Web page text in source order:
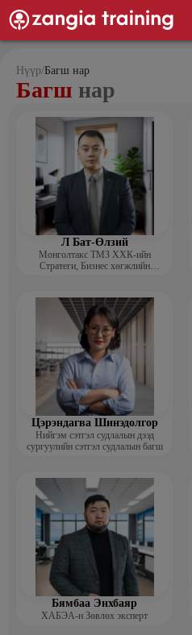
Нүүр/Багш нар
Багш нар
Л Бат-Өлзий
Монголтакс ТМЗ ХХК-ийн
Стратеги, Бизнес хөгжлийн
Цэрэндагва Шинэдолгор
Нийгэм сэтгэл судлалын дээд
сургуулийн сэтгэл судлалын багш
Бямбаа Энхбаяр
ХАБЭА-н Зөвлөх эксперт